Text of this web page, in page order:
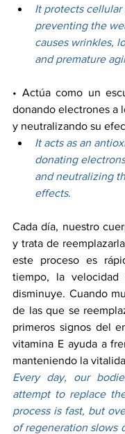
It protects cellular
preventing the
causes wrinkles,
and premature
• Actúa como un
donando electrones a
y neutralizando su
It acts as an
donating
and neutralizing
effects.
Cada día, nuestro
y trata de
este proceso es
tiempo, la velocidad
disminuye. Cuando
de las que se
primeros signos del
vitamina E ayuda a
manteniendo la
Every day, our
attempt to replace
process is fast, but
of regeneration slows